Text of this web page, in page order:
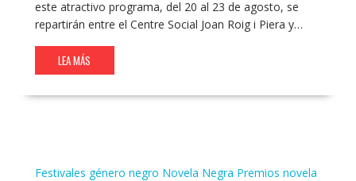
este atractivo programa, del 20 al 23 de agosto, se
repartirán entre el Centre Social Joan Roig i Piera y…
LEA MÁS
Festivales género negro Novela Negra Premios novela